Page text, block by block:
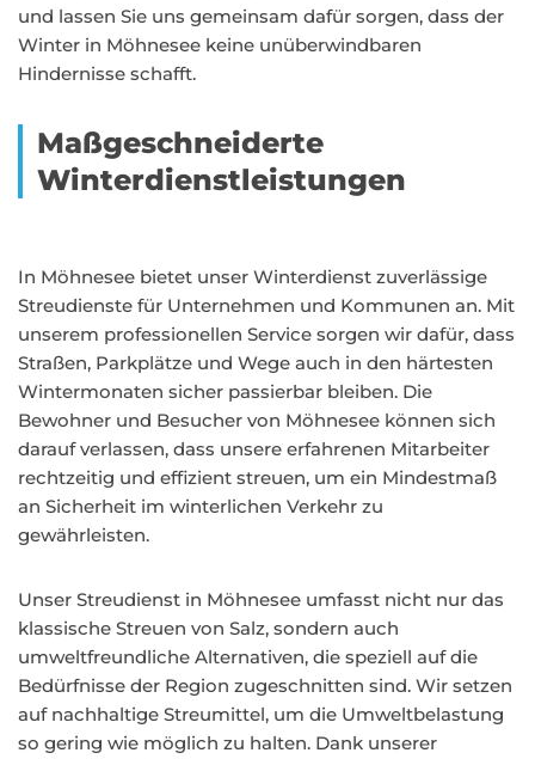
und lassen Sie uns gemeinsam dafür sorgen, dass der
Winter in Möhnesee keine unüberwindbaren
Hindernisse schafft.
Maßgeschneiderte
Winterdienstleistungen
In Möhnesee bietet unser Winterdienst zuverlässige
Streudienste für Unternehmen und Kommunen an. Mit
unserem professionellen Service sorgen wir dafür, dass
Straßen, Parkplätze und Wege auch in den härtesten
Wintermonaten sicher passierbar bleiben. Die
Bewohner und Besucher von Möhnesee können sich
darauf verlassen, dass unsere erfahrenen Mitarbeiter
rechtzeitig und effizient streuen, um ein Mindestmaß
an Sicherheit im winterlichen Verkehr zu
gewährleisten.
Unser Streudienst in Möhnesee umfasst nicht nur das
klassische Streuen von Salz, sondern auch
umweltfreundliche Alternativen, die speziell auf die
Bedürfnisse der Region zugeschnitten sind. Wir setzen
auf nachhaltige Streumittel, um die Umweltbelastung
so gering wie möglich zu halten. Dank unserer